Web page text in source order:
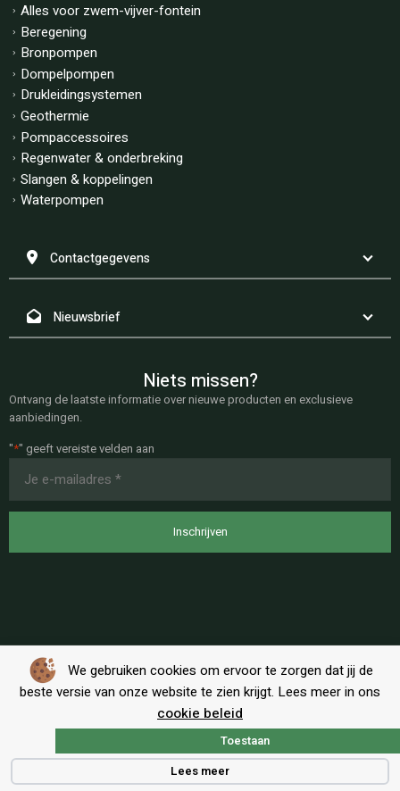
We gebruiken cookies om ervoor te zorgen dat jij de
beste versie van onze website te zien krijgt. Lees meer in ons
cookie beleid
Toestaan
Lees meer
Alles voor zwem-vijver-fontein
Beregening
Bronpompen
Dompelpompen
Drukleidingsystemen
Geothermie
Pompaccessoires
Regenwater & onderbreking
Slangen & koppelingen
Waterpompen
Contactgegevens
Nieuwsbrief
Niets missen?
Ontvang de laatste informatie over nieuwe producten en exclusieve
aanbiedingen.
"*" geeft vereiste velden aan
mailadres
*
Copyright © BT-Shop Alle rechten voorbehouden
Algemene voorwaarden|Privacy